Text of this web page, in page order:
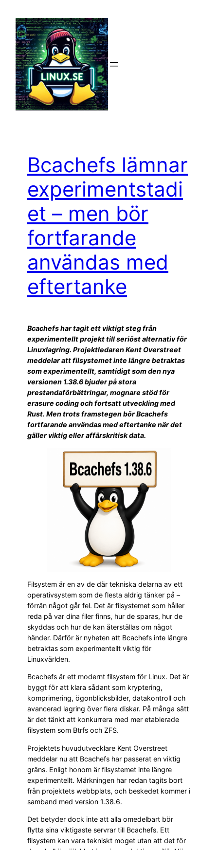
innehåll
Bcachefs lämnar
experimentstadi
et – men bör
fortfarande
användas med
eftertanke
Bcachefs har tagit ett viktigt steg från
experimentellt projekt till seriöst alternativ för
Linuxlagring. Projektledaren Kent Overstreet
meddelar att filsystemet inte längre betraktas
som experimentellt, samtidigt som den nya
versionen 1.38.6 bjuder på stora
prestandaförbättringar, mognare stöd för
erasure coding och fortsatt utveckling med
Rust. Men trots framstegen bör Bcachefs
fortfarande användas med eftertanke när det
gäller viktig eller affärskritisk data.
Filsystem är en av de där tekniska delarna av ett
operativsystem som de flesta aldrig tänker på –
förrän något går fel. Det är filsystemet som håller
reda på var dina filer finns, hur de sparas, hur de
skyddas och hur de kan återställas om något
händer. Därför är nyheten att Bcachefs inte längre
betraktas som experimentellt viktig för
Linuxvärlden.
Bcachefs är ett modernt filsystem för Linux. Det är
byggt för att klara sådant som kryptering,
komprimering, ögonblicksbilder, datakontroll och
avancerad lagring över flera diskar. På många sätt
är det tänkt att konkurrera med mer etablerade
filsystem som Btrfs och ZFS.
Projektets huvudutvecklare Kent Overstreet
meddelar nu att Bcachefs har passerat en viktig
gräns. Enligt honom är filsystemet inte längre
experimentellt. Märkningen har redan tagits bort
från projektets webbplats, och beskedet kommer i
samband med version 1.38.6.
Det betyder dock inte att alla omedelbart bör
flytta sina viktigaste servrar till Bcachefs. Ett
filsystem kan vara tekniskt moget utan att det för